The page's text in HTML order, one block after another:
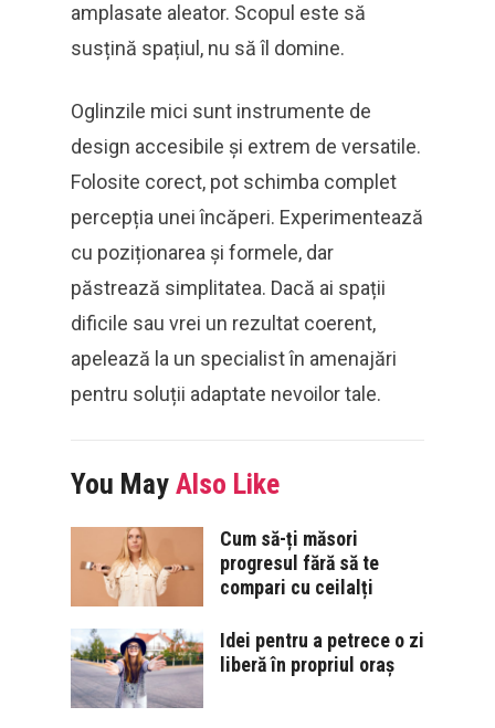
amplasate aleator. Scopul este să
susțină spațiul, nu să îl domine.
Oglinzile mici sunt instrumente de
design accesibile și extrem de versatile.
Folosite corect, pot schimba complet
percepția unei încăperi. Experimentează
cu poziționarea și formele, dar
păstrează simplitatea. Dacă ai spații
dificile sau vrei un rezultat coerent,
apelează la un specialist în amenajări
pentru soluții adaptate nevoilor tale.
You May Also Like
Cum să-ți măsori
progresul fără să te
compari cu ceilalți
Idei pentru a petrece o zi
liberă în propriul oraș